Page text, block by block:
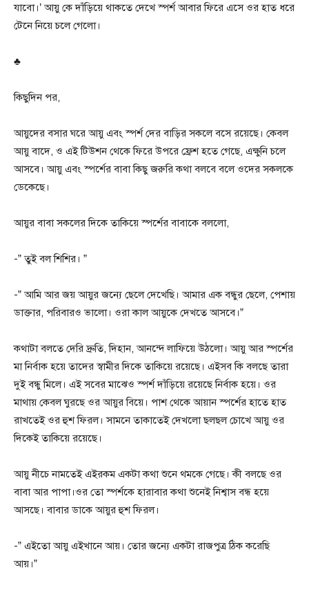
যাবো।’ আয়ু কে দাঁড়িয়ে থাকতে দেখে স্পর্শ আবার ফিরে এসে ওর হাত ধরে
টেনে নিয়ে চলে গেলো।
♣
কিছুদিন পর,
আয়ুদের বসার ঘরে আয়ু এবং স্পর্শ দের বাড়ির সকলে বসে রয়েছে। কেবল
আয়ু বাদে, ও এই টিউশন থেকে ফিরে উপরে ফ্রেশ হতে গেছে, এক্ষুনি চলে
আসবে। আয়ু এবং স্পর্শের বাবা কিছু জরুরি কথা বলবে বলে ওদের সকলকে
ডেকেছে।
আয়ুর বাবা সকলের দিকে তাকিয়ে স্পর্শের বাবাকে বললো,
-” তুই বল শিশির। ”
-” আমি আর জয় আয়ুর জন্যে ছেলে দেখেছি। আমার এক বন্ধুর ছেলে, পেশায়
ডাক্তার, পরিবারও ভালো। ওরা কাল আয়ুকে দেখতে আসবে।”
কথাটা বলতে দেরি দ্রুতি, দিহান, আনন্দে লাফিয়ে উঠলো। আয়ু আর স্পর্শের
মা নির্বাক হয়ে তাদের স্বামীর দিকে তাকিয়ে রয়েছে। এইসব কি বলছে তারা
দুই বন্ধু মিলে। এই সবের মাঝেও স্পর্শ দাঁড়িয়ে রয়েছে নির্বাক হয়ে। ওর
মাথায় কেবল ঘুরছে ওর আয়ুর বিয়ে। পাশ থেকে আয়ান স্পর্শের হাতে হাত
রাখতেই ওর হুশ ফিরল। সামনে তাকাতেই দেখলো ছলছল চোখে আয়ু ওর
দিকেই তাকিয়ে রয়েছে।
আয়ু নীচে নামতেই এইরকম একটা কথা শুনে থমকে গেছে। কী বলছে ওর
বাবা আর পাপা।ওর তো স্পর্শকে হারাবার কথা শুনেই নিশ্বাস বন্ধ হয়ে
আসছে। বাবার ডাকে আয়ুর হুশ ফিরল।
-” এইতো আয়ু এইখানে আয়। তোর জন্যে একটা রাজপুত্র ঠিক করেছি
আয়।”